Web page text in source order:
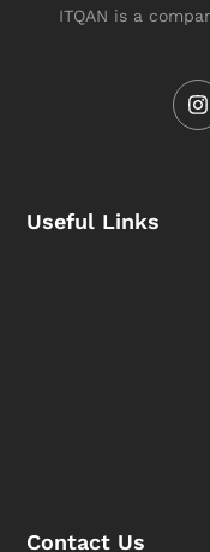
ITQAN is a
Useful Links
Contact Us